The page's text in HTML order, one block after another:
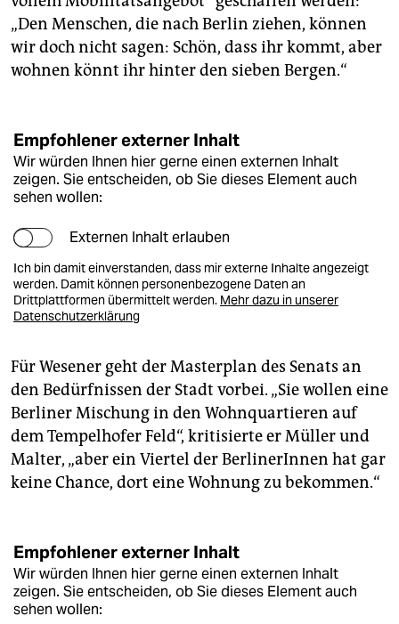
„Den Menschen, die nach Berlin ziehen, können
wir doch nicht sagen: Schön, dass ihr kommt, aber
wohnen könnt ihr hinter den sieben Bergen.“
Empfohlener externer Inhalt
Wir würden Ihnen hier gerne einen externen Inhalt
zeigen. Sie entscheiden, ob Sie dieses Element auch
sehen wollen:
Externen Inhalt erlauben
Ich bin damit einverstanden, dass mir externe Inhalte angezeigt
werden. Damit können personenbezogene Daten an
Drittplattformen übermittelt werden. Mehr dazu in unserer
Datenschutzerklärung
Für Wesener geht der Masterplan des Senats an
den Bedürfnissen der Stadt vorbei. „Sie wollen eine
Berliner Mischung in den Wohnquartieren auf
dem Tempelhofer Feld“, kritisierte er Müller und
Malter, „aber ein Viertel der BerlinerInnen hat gar
keine Chance, dort eine Wohnung zu bekommen.“
Empfohlener externer Inhalt
Wir würden Ihnen hier gerne einen externen Inhalt
zeigen. Sie entscheiden, ob Sie dieses Element auch
sehen wollen: